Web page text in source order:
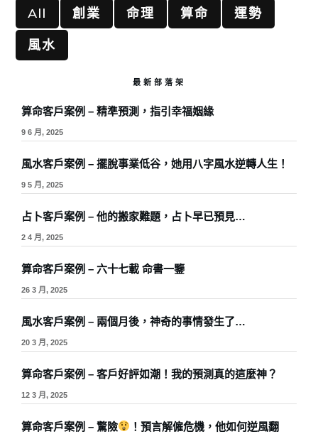
All 創業 命理 算命
運勢
風水
最新部落架
算命客戶案例 – 精準預測，指引幸福姻緣
9 6 月, 2025
風水客戶案例 – 擺脫事業低谷，她用八字風水逆轉人生！
9 5 月, 2025
占卜客戶案例 – 他的搬家難題，占卜早已預見…
2 4 月, 2025
算命客戶案例 – 六十七載 命書一鑒
26 3 月, 2025
風水客戶案例 – 兩個月後，神奇的事情發生了…
20 3 月, 2025
算命客戶案例 – 客戶好評如潮！我的預測真的這麼神？
12 3 月, 2025
算命客戶案例 – 驚險
！預言解僱危機，他如何逆風翻